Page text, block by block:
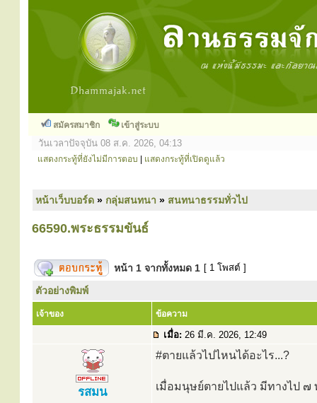
สมัครสมาชิก เข้าสู่ระบบ
วันเวลาปัจจุบัน 08 ส.ค. 2026, 04:13
แสดงกระทู้ที่ยังไม่มีการตอบ แสดงกระทู้ที่เปิดดูแล้ว
หน้าเว็บบอร์ด » กลุ่มสนทนา » สนทนาธรรมทั่วไป
66590.พระธรรมขันธ์
หน้า 1 จากทั้งหมด 1 [ 1 โพสต์ ]
ตัวอย่างพิมพ์
เจ้าของ ข้อความ
เมื่อ: 26 มี.ค. 2026, 12:49
รสมน
#ตายแล้วไปไหนได้อะไร...?
เมื่อมนุษย์ตายไปแล้ว มีทางไป ๗